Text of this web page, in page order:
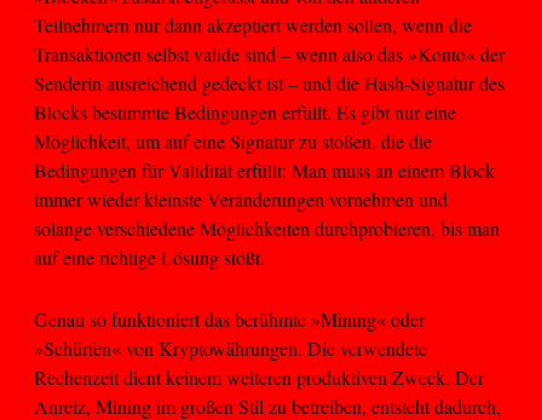
Teilnehmern nur dann akzeptiert werden sollen, wenn die
Transaktionen selbst valide sind – wenn also das »Konto« der
Senderin ausreichend gedeckt ist – und die Hash-Signatur des
Blocks bestimmte Bedingungen erfüllt. Es gibt nur eine
Möglichkeit, um auf eine Signatur zu stoßen, die die
Bedingungen für Validität erfüllt: Man muss an einem Block
immer wieder kleinste Veränderungen vornehmen und
solange verschiedene Möglichkeiten durchprobieren, bis man
auf eine richtige Lösung stößt.
Genau so funktioniert das berühmte »Mining« oder
»Schürfen« von Kryptowährungen. Die verwendete
Rechenzeit dient keinem weiteren produktiven Zweck. Der
Anreiz, Mining im großen Stil zu betreiben, entsteht dadurch,